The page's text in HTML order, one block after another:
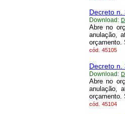
Decreto n.
Download:
Abre no
anulação,
orçamento.
cód. 45105
Decreto n.
Download:
Abre no
anulação,
orçamento.
cód. 45104